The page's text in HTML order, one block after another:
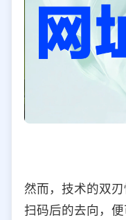
然而，技术的双
扫码后的去向，